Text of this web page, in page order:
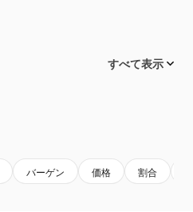
すべて表示
バーゲン 価格 割合